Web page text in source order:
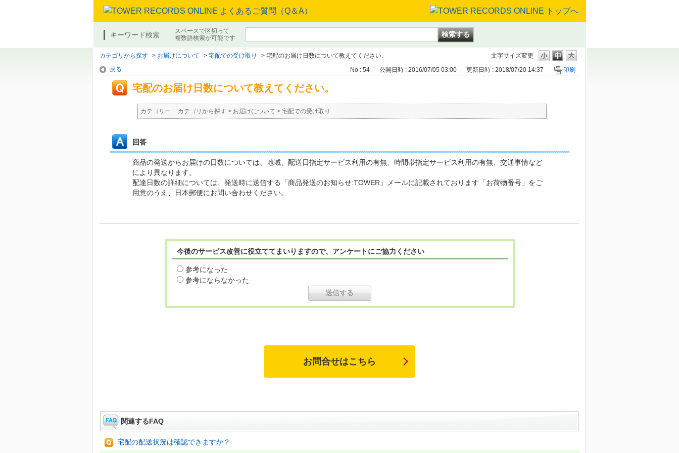
キーワード検索
スペースで区切って
複数語検索が可能です
文字サイズ変更
カテゴリから探す > お届けについて > 宅配での受け取り > 宅配のお届け日数について教えてください。
戻る
No : 54 公開日時 : 2016/07/05 03:00 更新日時 : 2018/07/20 14:37 印刷
宅配のお届け日数について教えてください。
カテゴリー : カテゴリから探す > お届けについて > 宅配での受け取り
回答
商品の発送からお届けの日数については、地域、配送日指定サービス利用の有無、時間帯指定サービス利用の有無、交通事情など
により異なります。
配達日数の詳細については、発送時に送信する「商品発送のお知らせ:TOWER」メールに記載されております「お荷物番号」をご
用意のうえ、日本郵便にお問い合わせください。
今後のサービス改善に役立ててまいりますので、アンケートにご協力ください
参考になった
参考にならなかった
お問合せはこちら
関連するFAQ
宅配の配送状況は確認できますか？